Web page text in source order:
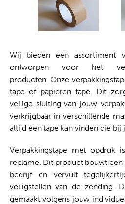
Wij bieden een assortiment
ontworpen voor het
producten. Onze
tape of papieren tape. Dit
veilige sluiting van jouw
verkrijgbaar in verschillende
altijd een tape kan vinden die bij
Verpakkingstape met opdruk
reclame. Dit product bouwt
bedrijf en vervult
veiligstellen van de zending.
gemaakt volgens jouw